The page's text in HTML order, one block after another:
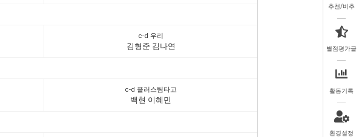
c-d 우리
김형준 김나연
c-d 플러스팀타고
백현 이혜민
추천/비추
별점평가글
활동기록
환경설정